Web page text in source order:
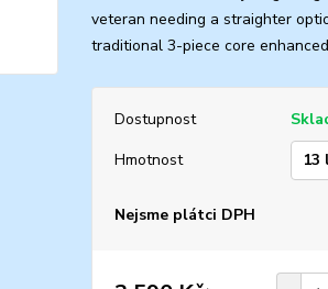
veteran needing a straighter
traditional 3-piece core
Dostupnost
Hmotnost
Nejsme plátci DPH